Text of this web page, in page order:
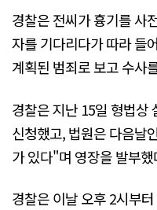
경찰은 전씨가 흉기를 사
자를 기다리다가 따라 들
계획된 범죄로 보고 수사
경찰은 지난 15일 형법상
신청했고, 법원은 다음날
가 있다"며 영장을 발부했
경찰은 이날 오후 2시부